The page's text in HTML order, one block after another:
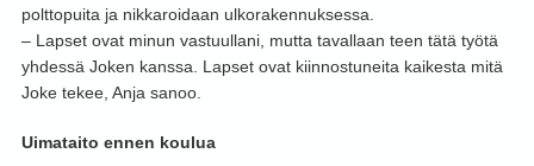
polttopuita ja nikkaroidaan ulkorakennuksessa.
– Lapset ovat minun vastuullani, mutta tavallaan teen tätä työtä
yhdessä Joken kanssa. Lapset ovat kiinnostuneita kaikesta mitä
Joke tekee, Anja sanoo.
Uimataito ennen koulua